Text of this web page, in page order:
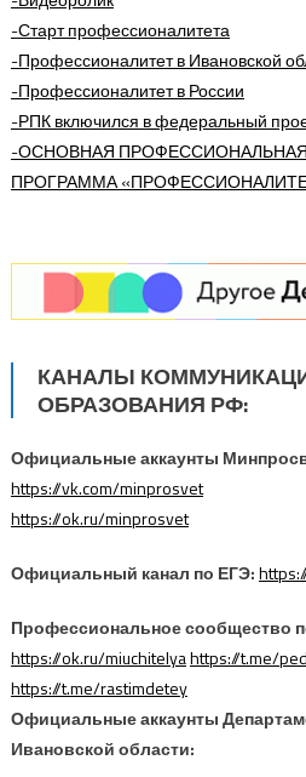
-Старт профессионалитета
-Профессионалитет в Ивановской
-Профессионалитет в России
-РПК включился в федеральный
-ОСНОВНАЯ
ПРОГРАММА
КАНАЛЫ
ОБРАЗОВАНИЯ РФ:
Официальные аккаунты
https://vk.com/minprosvet
https://ok.ru/minprosvet
Официальный канал по ЕГЭ:
Профессиональное сообщество
https://ok.ru/miuchitelyahttps://t.me/
https://t.me/rastimdetey
Официальные аккаунты
Ивановской области: